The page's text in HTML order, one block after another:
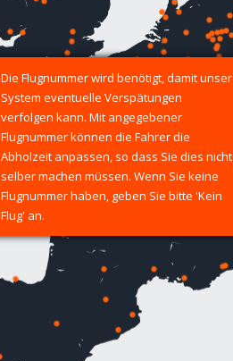
Die Flugnummer wird benötigt, damit unser
System eventuelle Verspätungen
verfolgen kann. Mit angegebener
Flugnummer können die Fahrer die
Abholzeit anpassen, so dass Sie dies nicht
selber machen müssen. Wenn Sie keine
Flugnummer haben, geben Sie bitte 'Kein
Flug' an.